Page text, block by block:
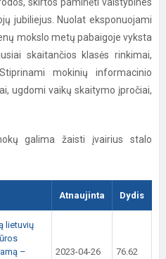
skirtos paminėti valstybines
jubiliejus. Nuolat eksponuojami
mokslo metų pabaigoje vyksta
skaitančios klasės rinkimai,
mokinių informacinio
ugdomi vaikų skaitymo įpročiai,
galima žaisti įvairius stalo
Atnaujinta Dydis
lietuvių
–
2023-04-26
76.62